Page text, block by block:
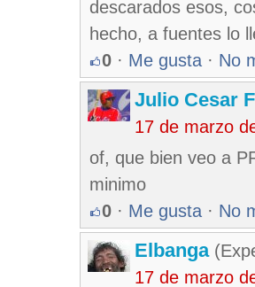
descarados esos,
hecho, a fuentes lo
0 · Me gusta · No
Julio Cesar
17 de marzo
of, que bien veo a
minimo
0 · Me gusta · No
Elbanga
17 de marzo